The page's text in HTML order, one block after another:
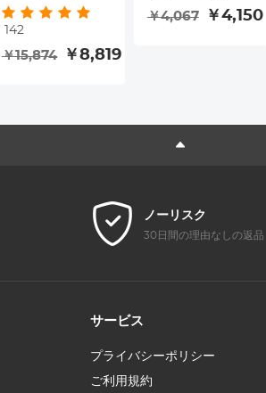
ットドリームシネ
マティックエフェ
クト-Nano-X
142
￥15,874 ￥8,819
形 特殊効果 カメラ
￥4,067 ￥4,150
ノーリスク
30日間の理由なしの返品
サービス
プライバシーポリシー
ご利用規約